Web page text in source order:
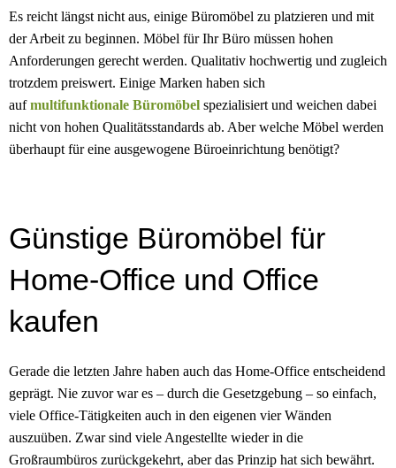
Es reicht längst nicht aus, einige Büromöbel zu platzieren und mit
der Arbeit zu beginnen. Möbel für Ihr Büro müssen hohen
Anforderungen gerecht werden. Qualitativ hochwertig und zugleich
trotzdem preiswert. Einige Marken haben sich
aufmultifunktionale Büromöbel spezialisiert und weichen dabei
nicht von hohen Qualitätsstandards ab. Aber welche Möbel werden
überhaupt für eine ausgewogene Büroeinrichtung benötigt?
Günstige Büromöbel für
Home-Office und Office
kaufen
Gerade die letzten Jahre haben auch das Home-Office entscheidend
geprägt. Nie zuvor war es – durch die Gesetzgebung – so einfach,
viele Office-Tätigkeiten auch in den eigenen vier Wänden
auszuüben. Zwar sind viele Angestellte wieder in die
Großraumbüros zurückgekehrt, aber das Prinzip hat sich bewährt.